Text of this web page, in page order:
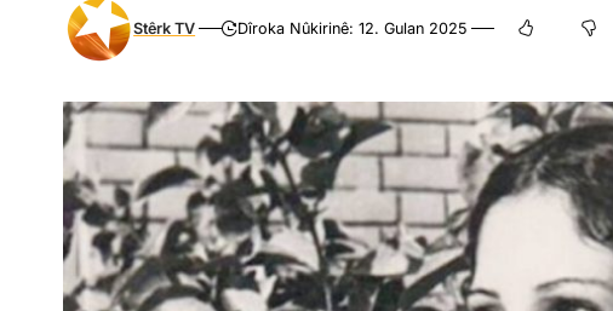
Stêrk TV Dîroka Nûkirinê: 12. Gulan 2025